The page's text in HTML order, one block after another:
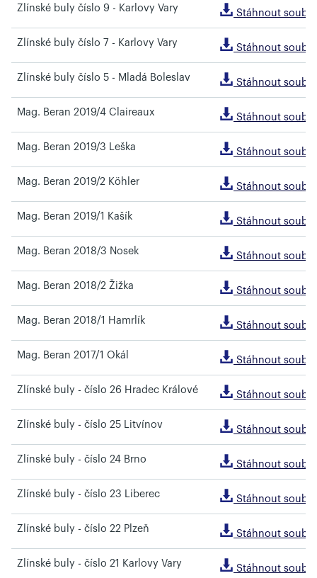
Zlínské buly číslo 9 - Karlovy Vary Stáhnout soubor
Zlínské buly číslo 7 - Karlovy Vary Stáhnout soubor
Zlínské buly číslo 5 - Mladá Boleslav Stáhnout soubor
Mag. Beran 2019/4 Claireaux Stáhnout soubor
Mag. Beran 2019/3 Leška Stáhnout soubor
Mag. Beran 2019/2 Köhler Stáhnout soubor
Mag. Beran 2019/1 Kašík Stáhnout soubor
Mag. Beran 2018/3 Nosek Stáhnout soubor
Mag. Beran 2018/2 Žižka Stáhnout soubor
Mag. Beran 2018/1 Hamrlík Stáhnout soubor
Mag. Beran 2017/1 Okál Stáhnout soubor
Zlínské buly - číslo 26 Hradec Králové Stáhnout soubor
Zlínské buly - číslo 25 Litvínov Stáhnout soubor
Zlínské buly - číslo 24 Brno Stáhnout soubor
Zlínské buly - číslo 23 Liberec Stáhnout soubor
Zlínské buly - číslo 22 Plzeň Stáhnout soubor
Zlínské buly - číslo 21 Karlovy Vary Stáhnout soubor